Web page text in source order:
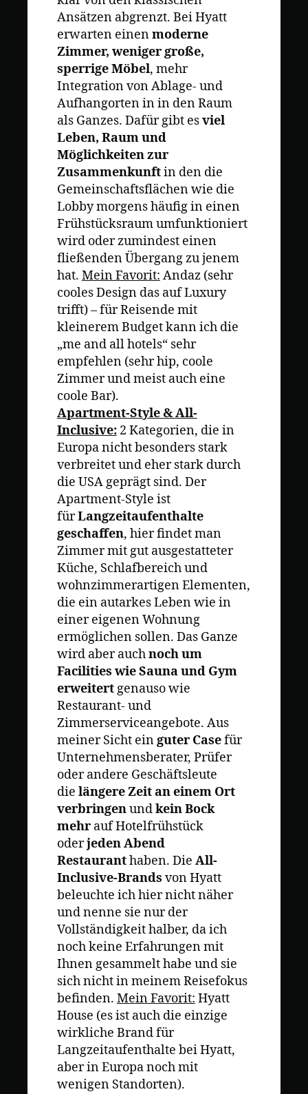
Ansätzen abgrenzt. Bei Hyatt
erwarten einenmoderne
Zimmer, weniger große,
sperrige Möbel, mehr
Integration von Ablage- und
Aufhangorten in in den Raum
als Ganzes. Dafür gibt esviel
Leben, Raum und
Möglichkeiten zur
Zusammenkunftin den die
Gemeinschaftsflächen wie die
Lobby morgens häufig in einen
Frühstücksraum umfunktioniert
wird oder zumindest einen
fließenden Übergang zu jenem
hat. Mein Favorit: Andaz (sehr
cooles Design das auf Luxury
trifft) – für Reisende mit
kleinerem Budget kann ich die
„me and all hotels“ sehr
empfehlen (sehr hip, coole
Zimmer und meist auch eine
coole Bar).
Apartment-Style & All-
Inclusive:2 Kategorien, die in
Europa nicht besonders stark
verbreitet und eher stark durch
die USA geprägt sind. Der
Apartment-Style ist
fürLangzeitaufenthalte
geschaffen, hier findet man
Zimmer mit gut ausgestatteter
Küche, Schlafbereich und
wohnzimmerartigen Elementen,
die ein autarkes Leben wie in
einer eigenen Wohnung
ermöglichen sollen. Das Ganze
wird aber auchnoch um
Facilities wie Sauna und Gym
erweitertgenauso wie
Restaurant- und
Zimmerserviceangebote. Aus
meiner Sicht einguter Casefür
Unternehmensberater, Prüfer
oder andere Geschäftsleute
die längere Zeit an einem Ort
verbringenundkein Bock
mehr auf Hotelfrühstück
oderjeden Abend
Restauranthaben. Die All-
Inclusive-Brands von Hyatt
beleuchte ich hier nicht näher
und nenne sie nur der
Vollständigkeit halber, da ich
noch keine Erfahrungen mit
Ihnen gesammelt habe und sie
sich nicht in meinem Reisefokus
befinden. Mein Favorit: Hyatt
House (es ist auch die einzige
wirkliche Brand für
Langzeitaufenthalte bei Hyatt,
aber in Europa noch mit
wenigen Standorten).